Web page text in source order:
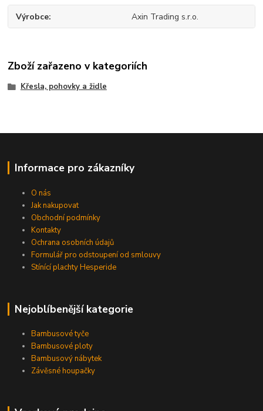
Výrobce Axin Trading s.r.o.
Zboží zařazeno v kategoriích
Křesla, pohovky a židle
Informace pro zákazníky
O nás
Jak nakupovat
Obchodní podmínky
Kontakty
Ochrana osobních údajů
Formulář pro odstoupení od smlouvy
Stínící plachty Hesperide
Nejoblíbenější kategorie
Bambusové tyče
Bambusové ploty
Bambusový nábytek
Závěsné houpačky